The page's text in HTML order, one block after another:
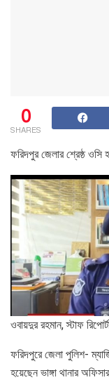
0
SHARES
ফরিদপুর জেলার শ্রেষ্ঠ ওসি
ওবায়দুর রহমান, স্টাফ
ফরিদপুরে জেলা পুলিশ-
হয়েছেন ভাঙ্গা থানার